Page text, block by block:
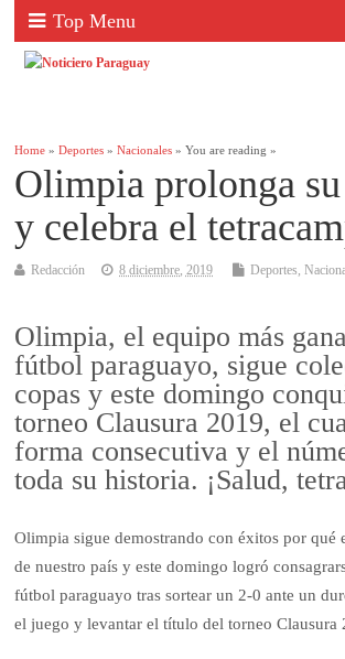
Top Menu
Home »Deportes »Nacionales » You are reading »
Olimpia prolonga
y celebra el
Redacción 8 diciembre, 2019 Deportes,
Olimpia, el equipo más
fútbol paraguayo, sigue
copas y este domingo
torneo Clausura 2019, el
forma consecutiva y el
toda su historia. ¡Salud,
Olimpia sigue demostrando con éxitos por qué
de nuestro país y este domingo logró
fútbol paraguayo tras sortear un 2-0 ante un
el juego y levantar el título del torneo Clausura